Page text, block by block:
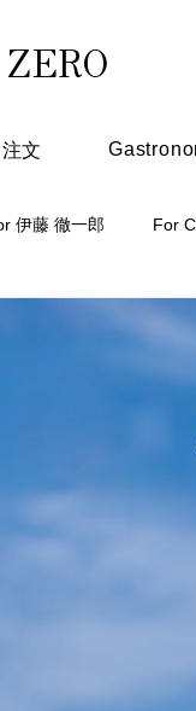
注文
伊藤 徹一郎 For